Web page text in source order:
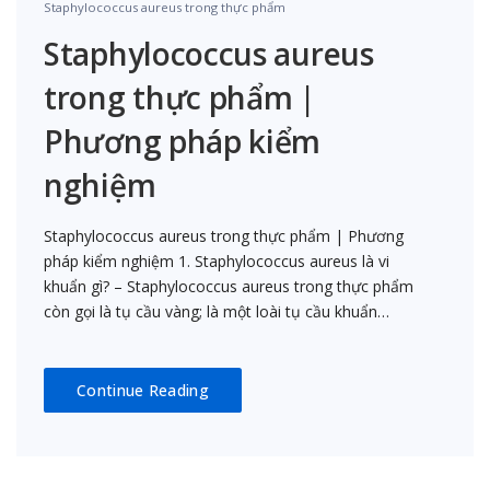
Staphylococcus aureus trong thực phẩm
Staphylococcus aureus
trong thực phẩm |
Phương pháp kiểm
nghiệm
Staphylococcus aureus trong thực phẩm | Phương
pháp kiểm nghiệm 1. Staphylococcus aureus là vi
khuẩn gì? – Staphylococcus aureus trong thực phẩm
còn gọi là tụ cầu vàng; là một loài tụ cầu khuẩn…
Continue Reading